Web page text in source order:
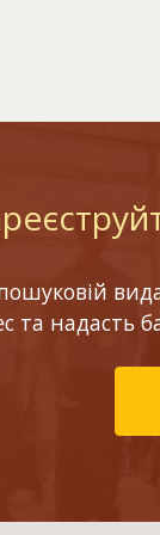
та надасть